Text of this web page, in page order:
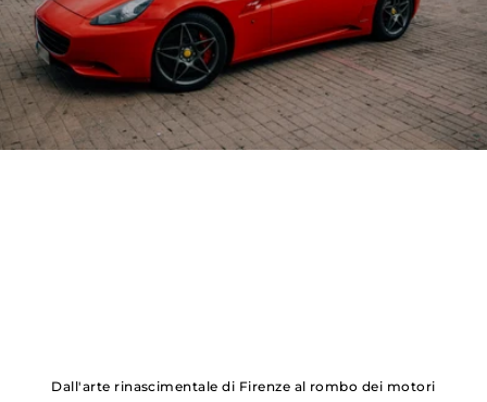
Dall'arte rinascimentale di Firenze al rombo dei motori